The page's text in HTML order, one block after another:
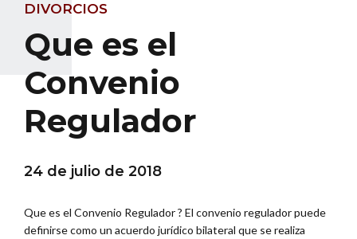
DIVORCIOS
Que es el
Convenio
Regulador
24 de julio de 2018
Que es el Convenio Regulador ? El convenio regulador puede
definirse como un acuerdo jurídico bilateral que se realiza